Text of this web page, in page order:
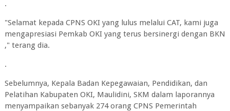
.
"Selamat kepada CPNS OKI yang lulus melalui CAT, kami juga
mengapresiasi Pemkab OKI yang terus bersinergi dengan BKN
," terang dia.
.
Sebelumnya, Kepala Badan Kepegawaian, Pendidikan, dan
Pelatihan Kabupaten OKI, Maulidini, SKM dalam laporannya
menyampaikan sebanyak 274 orang CPNS Pemerintah